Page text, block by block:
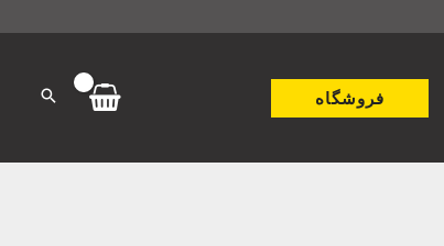
فروشگاه